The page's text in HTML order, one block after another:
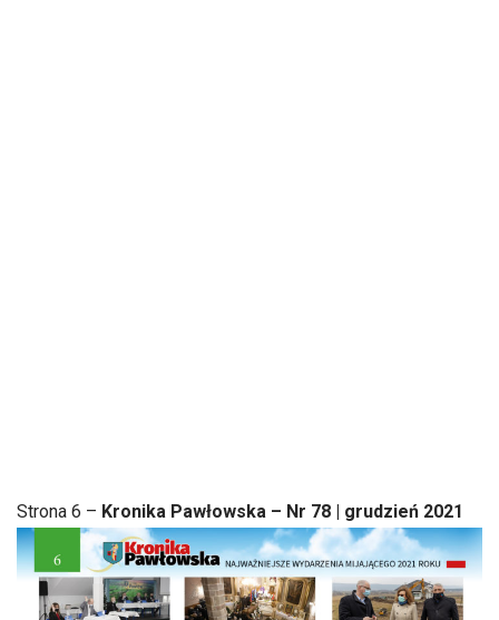
Strona 6 – Kronika Pawłowska – Nr 78 | grudzień 2021